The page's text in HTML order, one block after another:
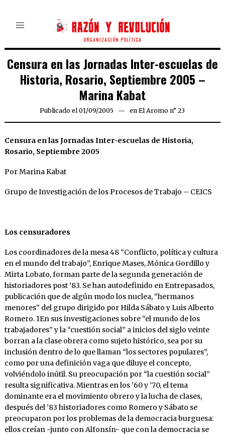
ORGANIZACIÓN POLÍTICA
Censura en las Jornadas Inter-escuelas de
Historia, Rosario, Septiembre 2005 –
Marina Kabat
Publicado el 01/09/2005 22/03/2020
en El Aromo n° 23
Censura en las Jornadas Inter-escuelas de Historia,
Rosario, Septiembre 2005
Por Marina Kabat
Grupo de Investigación de los Procesos de Trabajo – CEICS
Los censuradores
Los coordinadores de la mesa 48 “Conflicto, política y cultura
en el mundo del trabajo”, Enrique Mases, Mónica Gordillo y
Mirta Lobato, forman parte de la segunda generación de
historiadores post ’83. Se han autodefinido en Entrepasados,
publicación que de algún modo los nuclea, “hermanos
menores” del grupo dirigido por Hilda Sábato y Luis Alberto
Romero. 1En sus investigaciones sobre “el mundo de los
trabajadores” y la “cuestión social” a inicios del siglo veinte
borran a la clase obrera como sujeto histórico, sea por su
inclusión dentro de lo que llaman “los sectores populares”,
como por una definición vaga que diluye el concepto,
volviéndolo inútil. Su preocupación por “la cuestión social”
resulta significativa. Mientras en los ’60 y ’70, el tema
dominante era el movimiento obrero y la lucha de clases,
después del ’83 historiadores como Romero y Sábato se
preocuparon por los problemas de la democracia burguesa:
ellos creían -junto con Alfonsín- que con la democracia se